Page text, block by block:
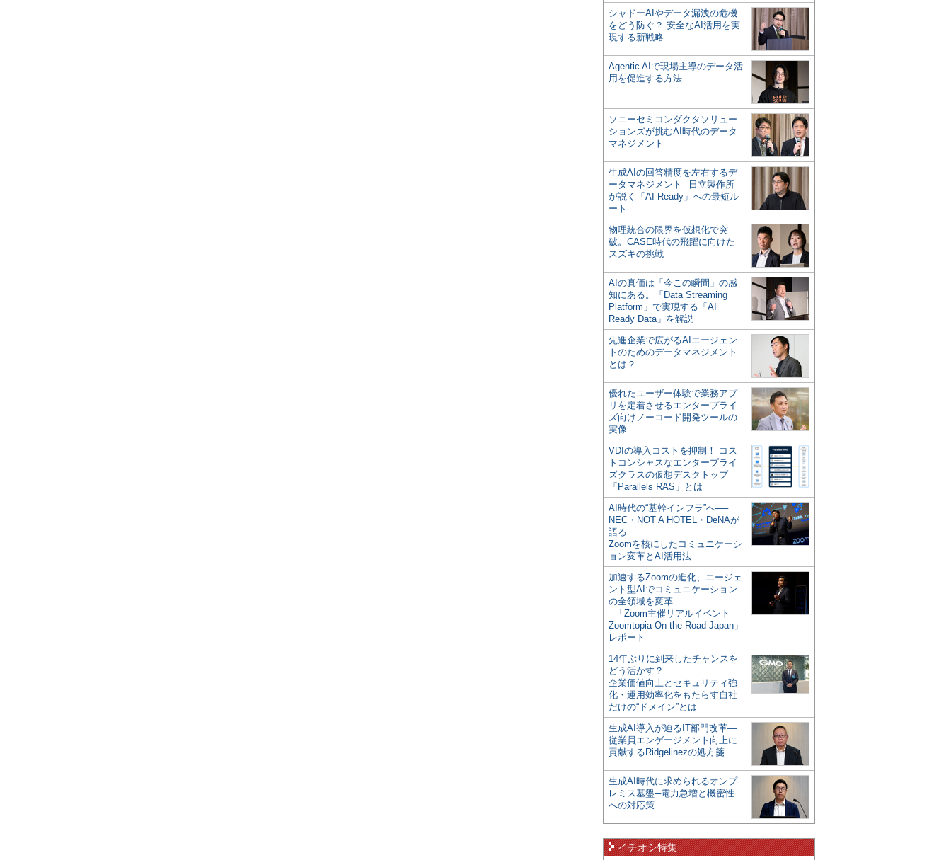
シャドーAIやデータ漏洩の危機
をどう防ぐ？ 安全なAI活用を実
現する新戦略
Agentic AIで現場主導のデータ活
用を促進する方法
ソニーセミコンダクタソリュー
ションズが挑むAI時代のデータ
マネジメント
生成AIの回答精度を左右するデ
ータマネジメント─日立製作所
が説く「AI Ready」への最短ル
ート
物理統合の限界を仮想化で突
破。CASE時代の飛躍に向けた
スズキの挑戦
AIの真価は「今この瞬間」の感
知にある。「Data Streaming
Platform」で実現する「AI
Ready Data」を解説
先進企業で広がるAIエージェン
トのためのデータマネジメント
とは？
優れたユーザー体験で業務アプ
リを定着させるエンタープライ
ズ向けノーコード開発ツールの
実像
VDIの導入コストを抑制！ コス
トコンシャスなエンタープライ
ズクラスの仮想デスクトップ
「Parallels RAS」とは
AI時代の“基幹インフラ”へ──
NEC・NOT A HOTEL・DeNAが
語る
Zoomを核にしたコミュニケーシ
ョン変革とAI活用法
加速するZoomの進化、エージェ
ント型AIでコミュニケーション
の全領域を変革
─「Zoom主催リアルイベント
Zoomtopia On the Road Japan」
レポート
14年ぶりに到来したチャンスを
どう活かす？
企業価値向上とセキュリティ強
化・運用効率化をもたらす自社
だけの“ドメイン”とは
生成AI導入が迫るIT部門改革―
従業員エンゲージメント向上に
貢献するRidgelinezの処方箋
生成AI時代に求められるオンプ
レミス基盤─電力急増と機密性
への対応策
イチオシ特集